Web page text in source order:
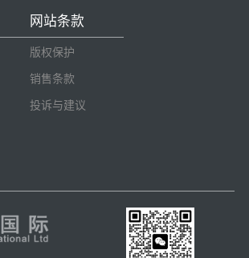
网站条款
版权保护
销售条款
投诉与建议